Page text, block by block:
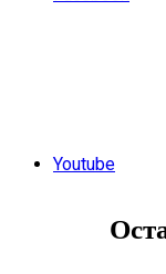
Youtube